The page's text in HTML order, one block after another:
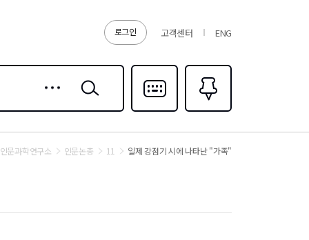
로그인 고객센터 ENG
검색
다국어입력
즐겨찾기0
문과학연구소 인문논총 11 일제 강점기 시에 나타난 "가족"